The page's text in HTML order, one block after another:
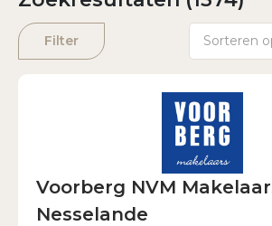
Wachtwoord
Filter Sorteren
Voorberg NVM
Nesselande